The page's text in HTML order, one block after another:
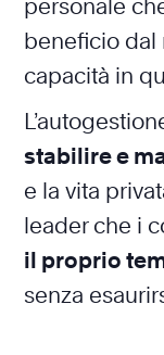
personale
beneficio
capacità in
stabilire e
e la vita
leader che i
il proprio
senza